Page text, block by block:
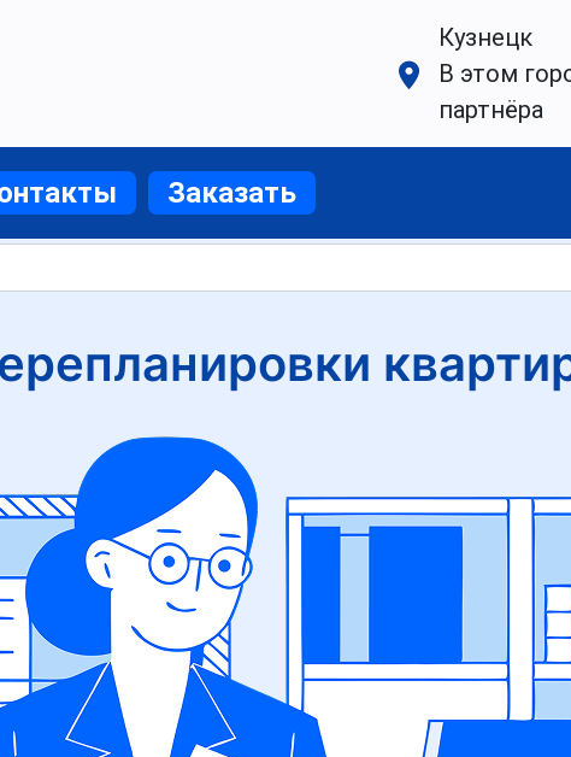
Кузнецк
В этом
партнёра
Заказать